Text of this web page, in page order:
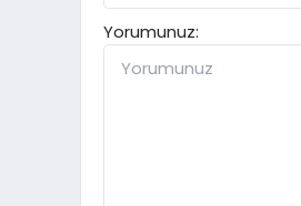
Yorumunuz: